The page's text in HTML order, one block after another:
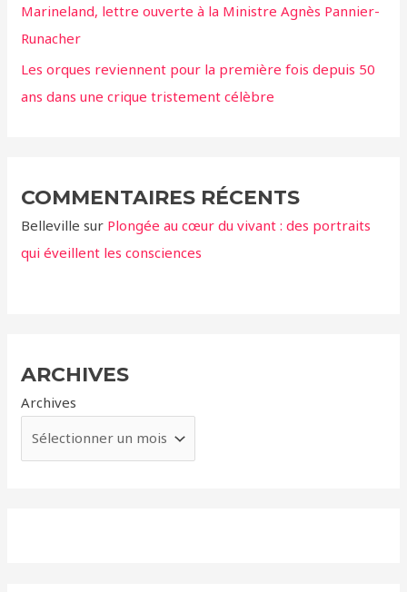
Marineland, lettre ouverte à la Ministre Agnès Pannier-
Runacher
Les orques reviennent pour la première fois depuis 50
ans dans une crique tristement célèbre
COMMENTAIRES RÉCENTS
Belleville sur Plongée au cœur du vivant : des portraits
qui éveillent les consciences
ARCHIVES
Archives